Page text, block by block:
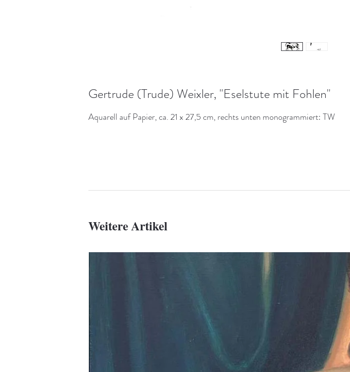
Gertrude (Trude) Weixler, "Eselstute mit Fohlen"
Aquarell auf Papier, ca. 21 x 27,5 cm, rechts unten monogrammiert: TW
Weitere Artikel